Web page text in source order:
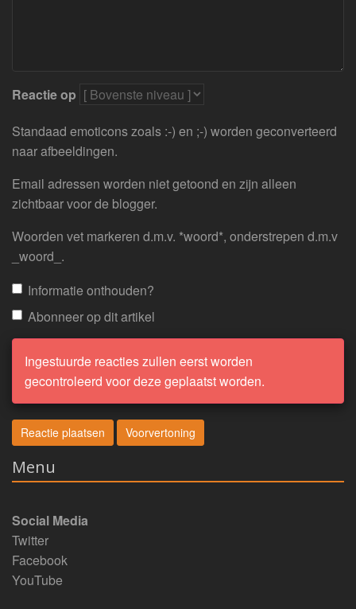
Reactie op
Standaad emoticons zoals :-) en ;-) worden geconverteerd
naar afbeeldingen.
Email adressen worden niet getoond en zijn alleen
zichtbaar voor de blogger.
Woorden vet markeren d.m.v. *woord*, onderstrepen d.m.v
_woord_.
Informatie onthouden?
Abonneer op dit artikel
Ingestuurde reacties zullen eerst worden
gecontroleerd voor deze geplaatst worden.
Menu
Social Media
Twitter
Facebook
YouTube